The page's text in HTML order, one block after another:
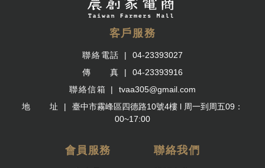
客戶服務
聯絡電話
04-23393027
傳 真
04-23393916
聯絡信箱
tvaa305@gmail.com
地 址
臺中市霧峰區四德路10號4樓 l 周一到周五09：
00~17:00
會員服務 聯絡我們